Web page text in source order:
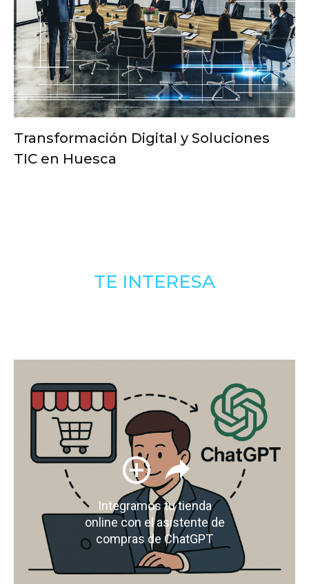
Transformación Digital y Soluciones
TIC en Huesca
TE INTERESA
Integramos tu tienda
online con el asistente de
compras de ChatGPT